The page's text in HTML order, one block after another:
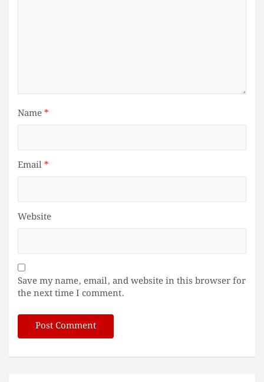
Name*
Email*
Website
Save my name, email, and website in this browser for
the next time I comment.